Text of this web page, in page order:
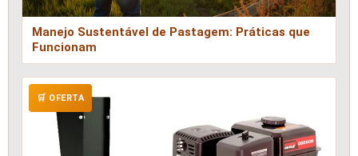
Manejo Sustentável de Pastagem: Práticas que
Funcionam
🛒 OFERTA